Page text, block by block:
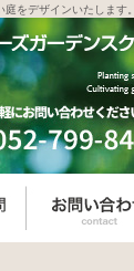
をデザインいたします。